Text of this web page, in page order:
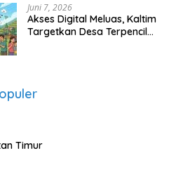
Juni 7, 2026
Akses Digital Meluas, Kaltim
Targetkan Desa Terpencil
Timur